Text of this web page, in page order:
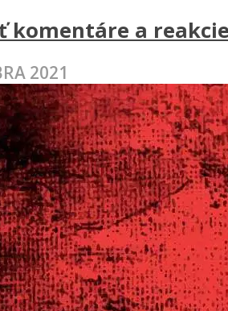
komentáre a
2021